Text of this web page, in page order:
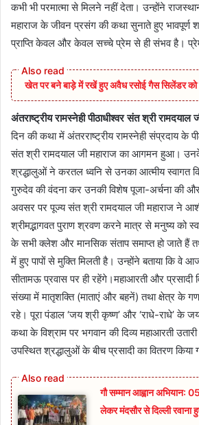
कभी भी परमात्मा से मिलने नहीं देता। उन्होंने
महाराज के जीवन प्रसंग की कथा सुनाते हुए भावपूर्ण
प्राप्ति केवल और केवल सच्चे प्रेम से ही संभव है।
खेत पर बने बाड़े में रखें हुए अवैध रसोई गैस सिलेंडर को
अंतराष्ट्रीय रामस्नेही पीठाधीश्वर संत श्री रामदयाल
दिन की कथा में अंतरराष्ट्रीय रामस्नेही संप्रदाय के
संत श्री रामदयाल जी महाराज का आगमन हुआ।
श्रद्धालुओं ने करतल ध्वनि से उनका आत्मीय स्वागत
गुरुदेव की वंदना कर उनकी विशेष पूजा-अर्चना की
अवसर पर पूज्य संत श्री रामदयाल जी महाराज ने
श्रीमद्भागवत पुराण श्रवण करने मात्र से मनुष्य को
के सभी क्लेश और मानसिक संताप समाप्त हो जाते हैं
में हुए पापों से मुक्ति मिलती है। उन्होंने बताया कि वे
सीतामऊ प्रवास पर ही रहेंगे।महाआरती और प्रसादी
संख्या में मातृशक्ति (माताएं और बहनें) तथा क्षेत्र के
रहे। पूरा पंडाल ‘जय श्री कृष्ण’ और ‘राधे-राधे’ के
कथा के विश्राम पर भगवान की दिव्य महाआरती
उपस्थित श्रद्धालुओं के बीच प्रसादी का वितरण किया
गौ सम्मान आह्वान अभियान:
लेकर मंदसौर से दिल्ली रवाना